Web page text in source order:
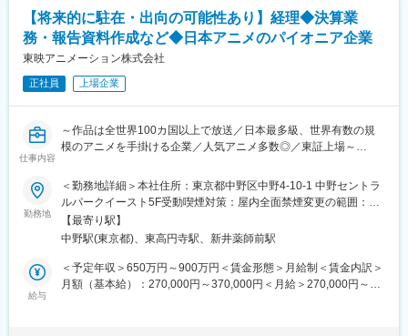
13社、海外115社あり、国内シェア・世界シェア共にトップクラ
スを誇ります。取引企業数は1万社以上を超え、各業界のメーカー
や地方自治体、公共団体など幅広い分野で取引があり、モノづく
りやインフラを支えております。
変更の範囲：会社の定める業務
計、製造までトータルプロデュースできるのが当社の強みです。
サンシェードや成形天井、ダッシュインシュレーターは、業界ト
ップクラスのシェアを誇ります。その実績からここ10年では、一
部品メーカーではなくシステムサプライヤーとしての地位も確立
してきました。
■当社の特徴：
◇システムサプライヤー…当社は国内の殆どのカーメーカーと取
引のある独立系メーカーです。中でも日産自動車については内装
全体を全責任をもって開発・生産するシステムサプライヤー認定
◇日本先駆け…当社は成形天井を日本でいち早く開発したメーカ
ーです。
◇「やりがいがある仕事」と「自由な社風」で高い定着率と従業
員満足度を誇ります。
■当社の主力製品：
自動車用成形天井、ダッシュインシュレーター、サンシェード、
【将来的に駐在・出向の可能性あり】経理◆決算業
務・報告資料作成など◆日本アニメのパイオニア企業
東映アニメーション株式会社
正社員 上場企業
仕事内容
～作品は全世界100カ国以上で放送／日本最多級、世界有数の規
模のアニメを手掛ける企業／人気アニメ多数◎／東証上場～
■業務内容：
・月次決算、四半期決算、年度決算業務
・親会社への報告資料作成
・仕分伝票起票、点検
・税務申告関連業務・税務対応
・監査法人対応
※一部、人事・総務にかかる業務が発生する可能性あり
勤務地
＜勤務地詳細＞本社住所：東京都中野区中野4-10-1 中野セントラ
ルパークイースト5F受動喫煙対策：屋内全面禁煙変更の範囲：会
社の定める場所（海外・テレワークを含む）
【最寄り駅】
中野駅(東京都)、東高円寺駅、新井薬師前駅
給与
＜予定年収＞650万円～900万円＜賃金形態＞月給制＜賃金内訳＞
月額（基本給）：270,000円～370,000円＜月給＞270,000円～